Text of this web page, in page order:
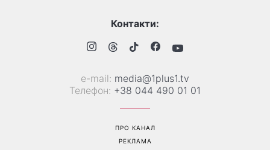
Контакти:
е-mail: media@1plus1.tv
Телефон: +38 044 490 01 01
ПРО КАНАЛ
РЕКЛАМА